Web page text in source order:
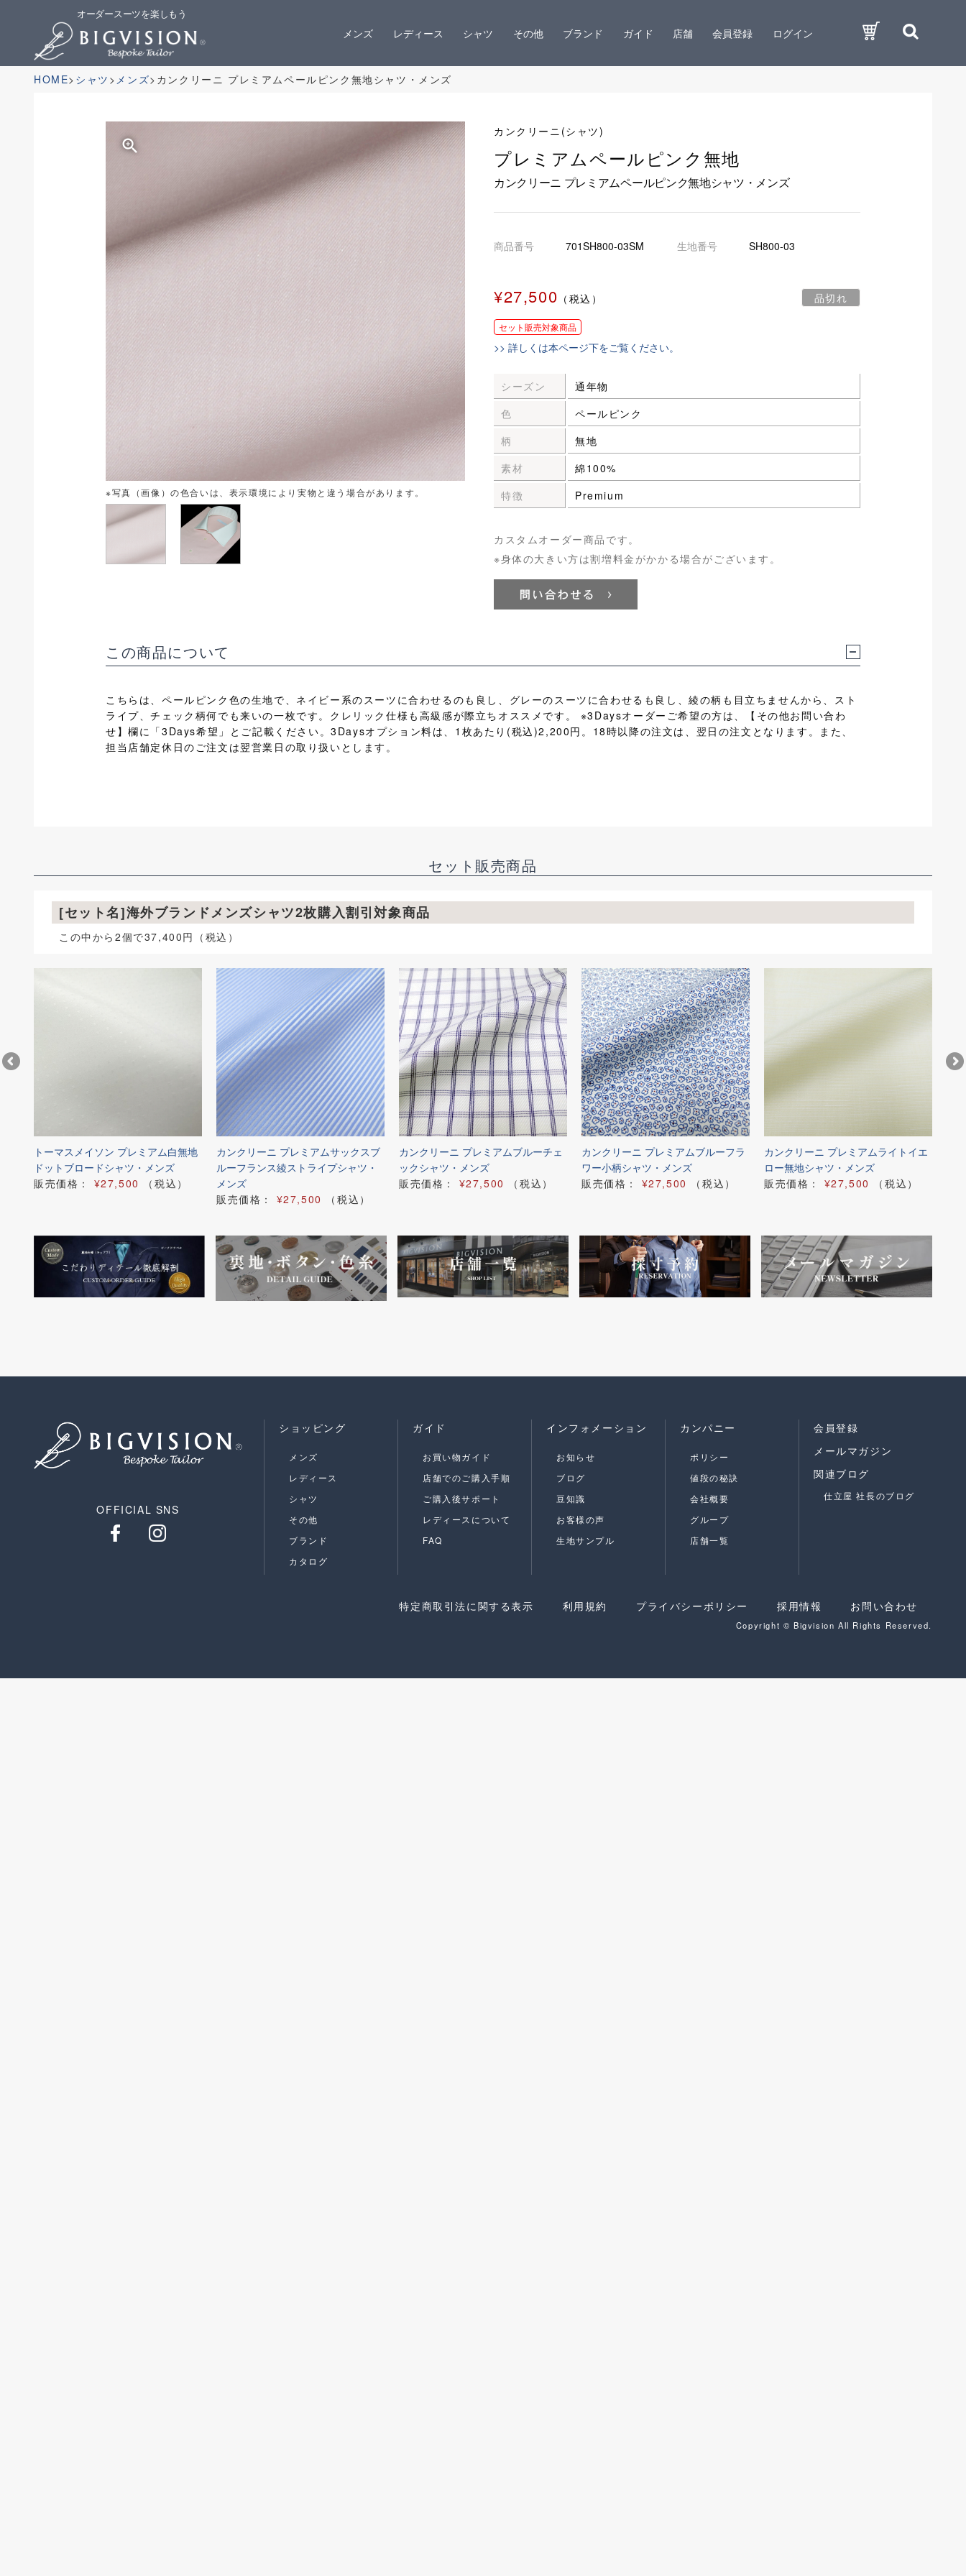
オーダースーツを楽しもう
メンズ レディース シャツ その他 ブランド ガイド 店舗 会員登録 ログイン
HOME シャツ メンズ カンクリーニ プレミアムペールピンク無地シャツ・メンズ
zoom_in
※写真（画像）の色合いは、表示環境により実物と違う場合があります。
カンクリーニ(シャツ)
プレミアムペールピンク無地
カンクリーニ プレミアムペールピンク無地シャツ・メンズ
商品番号 701SH800-03SM 生地番号 SH800-03
¥27,500 （税込） 品切れ
セット販売対象商品
>> 詳しくは本ページ下をご覧ください。
シーズン
通年物
色
ペールピンク
柄
無地
素材
綿100%
特徴
Premium
カスタムオーダー商品です。
※身体の大きい方は割増料金がかかる場合がございます。
この商品について
こちらは、ペールピンク色の生地で、ネイビー系のスーツに合わせるのも良し、グレーのスーツに合わせるも良し、綾の柄も目立ちませんから、スト
ライプ、チェック柄何でも来いの一枚です。クレリック仕様も高級感が際立ちオススメです。 ※3Daysオーダーご希望の方は、【その他お問い合わ
せ】欄に「3Days希望」とご記載ください。3Daysオプション料は、1枚あたり(税込)2,200円。18時以降の注文は、翌日の注文となります。また、
担当店舗定休日のご注文は翌営業日の取り扱いとします。
セット販売商品
[セット名]海外ブランドメンズシャツ2枚購入割引対象商品
この中から2個で37,400円（税込）
トーマスメイソン プレミアム白無地
ドットブロードシャツ・メンズ
販売価格： ¥27,500 （税込）
カンクリーニ プレミアムサックスブ
ルーフランス綾ストライプシャツ・
メンズ
販売価格： ¥27,500 （税込）
カンクリーニ プレミアムブルーチェ
ックシャツ・メンズ
販売価格： ¥27,500 （税込）
カンクリーニ プレミアムブルーフラ
ワー小柄シャツ・メンズ
販売価格： ¥27,500 （税込）
カンクリーニ プレミアムライトイエ
ロー無地シャツ・メンズ
販売価格： ¥27,500 （税込）
OFFICIAL SNS
ショッピング
メンズ
レディース
シャツ
その他
ブランド
カタログ
ガイド
お買い物ガイド
店舗でのご購入手順
ご購入後サポート
レディースについて
FAQ
インフォメーション
お知らせ
ブログ
豆知識
お客様の声
生地サンプル
カンパニー
ポリシー
値段の秘訣
会社概要
グループ
店舗一覧
会員登録
メールマガジン
関連ブログ
仕立屋 社長のブログ
特定商取引法に関する表示 利用規約 プライバシーポリシー 採用情報 お問い合わせ
Copyright © Bigvision All Rights Reserved.